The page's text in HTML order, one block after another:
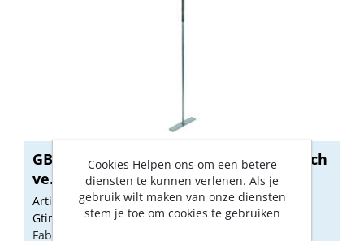
GB muurplaatanker met plaat centrisch
ve...
Artikelnummer: 1150409
Gtin: 8714318040307
Fabrikant artikel nummer: 06530.0025
Cookies Helpen ons om een betere
diensten te kunnen verlenen. Als je
gebruik wilt maken van onze diensten
stem je toe om cookies te gebruiken